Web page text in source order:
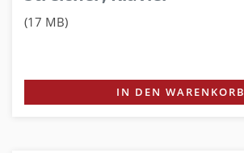
(17 MB)
IN DEN WARENKORB